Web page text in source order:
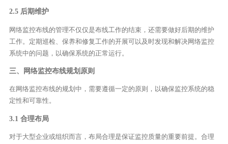
2.5 后期维护
网络监控布线的管理不仅仅是布线工作的结束，还需要做好后期的维护
工作。定期巡检、保养和修复工作的开展可以及时发现和解决网络监控
系统中的问题，以确保系统的正常运行。
三、网络监控布线规划原则
在网络监控布线的规划中，需要遵循一定的原则，以确保监控系统的稳
定性和可靠性。
3.1 合理布局
对于大型企业或组织而言，布局合理是保证监控质量的重要前提。合理